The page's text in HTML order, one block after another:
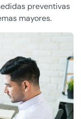
preventivas
mayores.